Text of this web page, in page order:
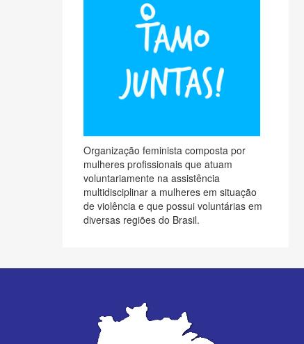
Organização feminista composta por
mulheres profissionais que atuam
voluntariamente na assistência
multidisciplinar a mulheres em situação
de violência e que possui voluntárias em
diversas regiões do Brasil.